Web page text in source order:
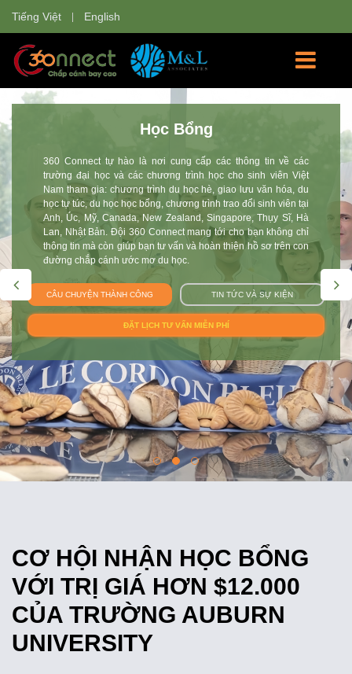
Tiếng Việt English
Học Bổng
360 Connect tự hào là nơi cung cấp các thông tin về các
trường đại học và các chương trình học cho sinh viên Việt
Nam tham gia: chương trình du học hè, giao lưu văn hóa, du
học tự túc, du học học bổng, chương trình trao đổi sinh viên tại
Anh, Úc, Mỹ, Canada, New Zealand, Singapore, Thụy Sĩ, Hà
Lan, Nhật Bản. Đội 360 Connect mang tới cho bạn không chỉ
thông tin mà còn giúp bạn tư vấn và hoàn thiện hồ sơ trên con
đường chắp cánh ước mơ du học.
CÂU CHUYỆN THÀNH CÔNG TIN TỨC VÀ SỰ KIỆN
ĐẶT LỊCH TƯ VẤN MIỄN PHÍ
CƠ HỘI NHẬN HỌC BỔNG
VỚI TRỊ GIÁ HƠN $12.000
CỦA TRƯỜNG AUBURN
UNIVERSITY